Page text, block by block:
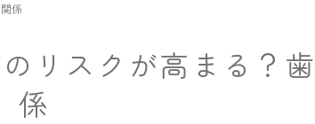
咬筋ボツ
係
リスクが高まる？
係